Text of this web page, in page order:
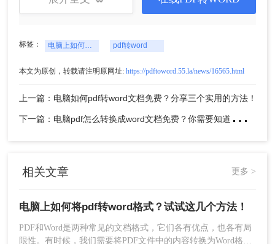
或.docx），并选择保存位置。
5、点击“保存”按钮，将转换后的Word文件保存到指
好的格式和排版效果，但需要购买Office套件或订阅
1、下载转转大师客户端并打开。
标签： 电脑上如何将pdf转word格式 pdf转word
本文为原创，转载请注明原网址: https://pdftoword.55.la/news/16565.html
上一篇：电脑如何pdf转word文档免费？分享三个实用的方法！
下
一篇：电脑pdf怎么转换成word文档免费？你需要知道这三个方法！
相关文章 更多 >
电脑上如何将pdf转word格式？试试这几个方法！
PDF和Word是两种常见的文档格式，它们各有优点，也各有局
限性。有时候，我们需要将PDF文件中的内容转换为Word格